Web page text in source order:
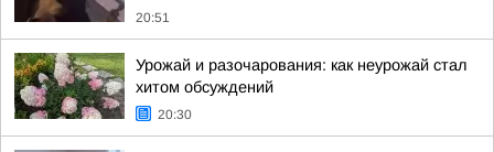
20:51
Урожай и разочарования: как неурожай стал
хитом обсуждений
20:30